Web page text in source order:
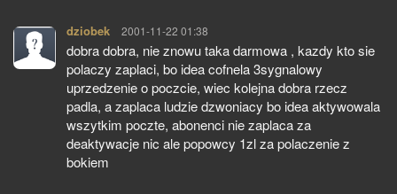
dziobek pisze:
2001-11-22 01:38
dobra dobra, nie znowu taka darmowa , kazdy kto sie
polaczy zaplaci, bo idea cofnela 3sygnalowy
uprzedzenie o poczcie, wiec kolejna dobra rzecz
padla, a zaplaca ludzie dzwoniacy bo idea aktywowala
wszytkim poczte, abonenci nie zaplaca za
deaktywacje nic ale popowcy 1zl za polaczenie z
bokiem